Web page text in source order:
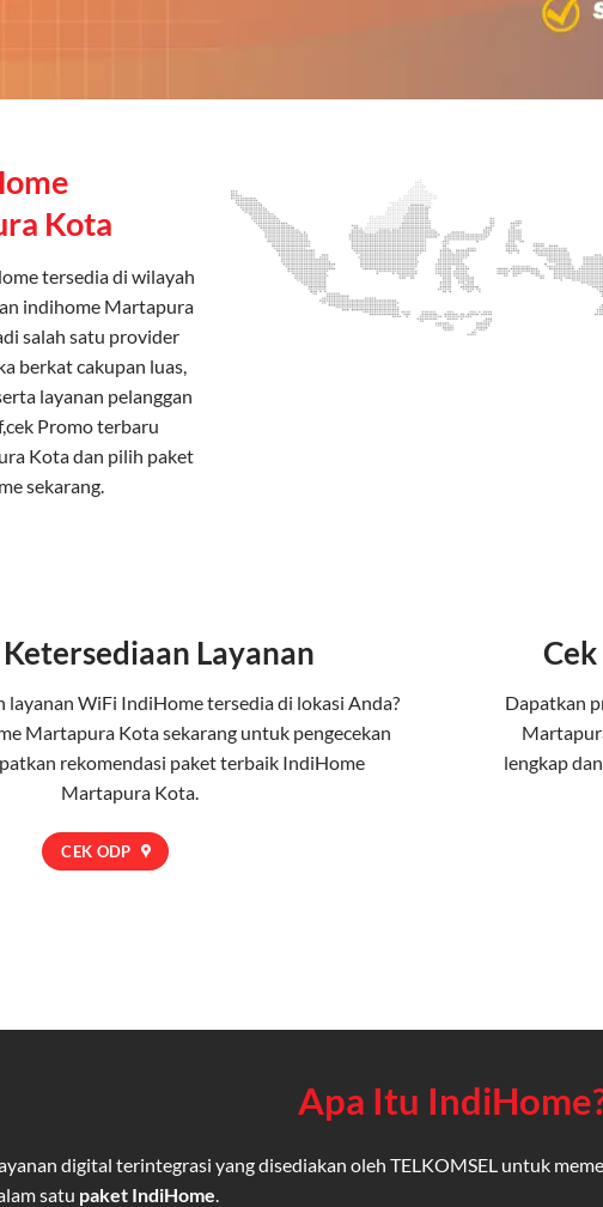
Kota
tersedia di wilayah
indihome Martapura
salah satu provider
berkat cakupan luas,
layanan pelanggan
Promo terbaru
Kota dan pilih paket
sekarang.
Layanan
layanan WiFi IndiHome tersedia di lokasi Anda?
Martapura Kota sekarang untuk pengecekan
rekomendasi paket terbaik IndiHome
Martapura Kota.
CEK ODP
Dapatkan
lengkap
Apa Itu
digital terintegrasi yang disediakan oleh TELKOMSEL untuk
satu paket IndiHome